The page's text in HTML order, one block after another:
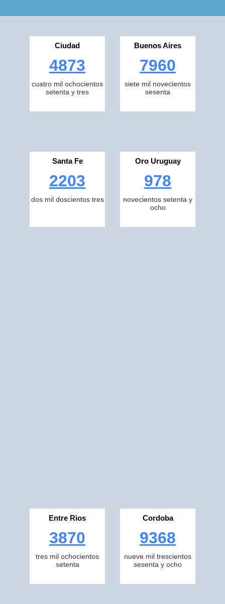
Ciudad
4873
cuatro mil ochocientos
setenta y tres
Buenos Aires
7960
siete mil novecientos
sesenta
Santa Fe
2203
dos mil doscientos tres
Oro Uruguay
978
novecientos setenta y
ocho
Entre Rios
3870
tres mil ochocientos
setenta
Cordoba
9368
nueve mil trescientos
sesenta y ocho